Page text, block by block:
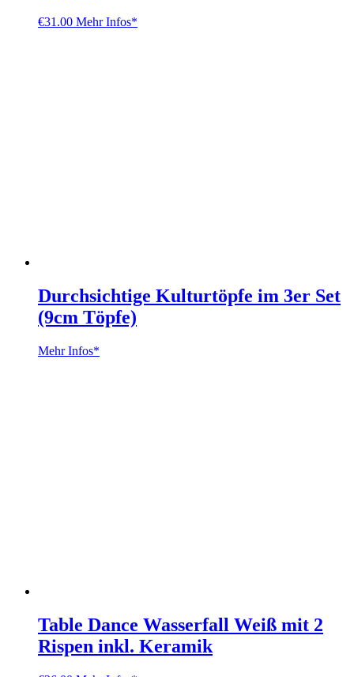
€31.00 Mehr Infos*
Durchsichtige Kulturtöpfe im 3er Set
(9cm Töpfe)
Mehr Infos*
Table Dance Wasserfall Weiß mit 2
Rispen inkl. Keramik